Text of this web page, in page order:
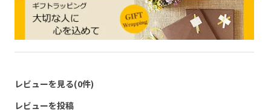
レビューを見る(0件)
レビューを投稿